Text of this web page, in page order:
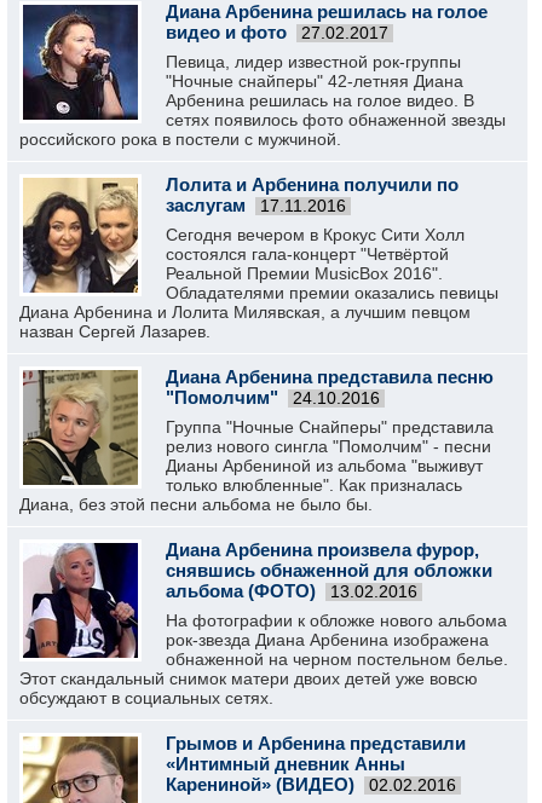
Диана Арбенина решилась на голое
видео и фото
27.02.2017
Певица, лидер известной рок-группы
"Ночные снайперы" 42-летняя Диана
Арбенина решилась на голое видео. В
сетях появилось фото обнаженной звезды
российского рока в постели с мужчиной.
Лолита и Арбенина получили по
заслугам
17.11.2016
Сегодня вечером в Крокус Сити Холл
состоялся гала-концерт "Четвёртой
Реальной Премии MusicBox 2016".
Обладателями премии оказались певицы
Диана Арбенина и Лолита Милявская, а лучшим певцом
назван Сергей Лазарев.
Диана Арбенина представила песню
"Помолчим"
24.10.2016
Группа "Ночные Снайперы" представила
релиз нового сингла "Помолчим" - песни
Дианы Арбениной из альбома "выживут
только влюбленные". Как призналась
Диана, без этой песни альбома не было бы.
Диана Арбенина произвела фурор,
снявшись обнаженной для обложки
альбома (ФОТО)
13.02.2016
На фотографии к обложке нового альбома
рок-звезда Диана Арбенина изображена
обнаженной на черном постельном белье.
Этот скандальный снимок матери двоих детей уже вовсю
обсуждают в социальных сетях.
Грымов и Арбенина представили
«Интимный дневник Анны
Карениной» (ВИДЕО)
02.02.2016